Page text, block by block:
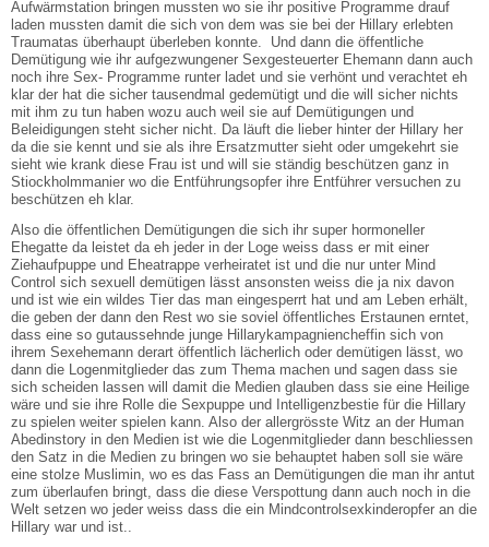
Aufwärmstation bringen mussten wo sie ihr positive Programme drauf
laden mussten damit die sich von dem was sie bei der Hillary erlebten
Traumatas überhaupt überleben konnte. Und dann die öffentliche
Demütigung wie ihr aufgezwungener Sexgesteuerter Ehemann dann auch
noch ihre Sex- Programme runter ladet und sie verhönt und verachtet eh
klar der hat die sicher tausendmal gedemütigt und die will sicher nichts
mit ihm zu tun haben wozu auch weil sie auf Demütigungen und
Beleidigungen steht sicher nicht. Da läuft die lieber hinter der Hillary her
da die sie kennt und sie als ihre Ersatzmutter sieht oder umgekehrt sie
sieht wie krank diese Frau ist und will sie ständig beschützen ganz in
Stiockholmmanier wo die Entführungsopfer ihre Entführer versuchen zu
beschützen eh klar.
Also die öffentlichen Demütigungen die sich ihr super hormoneller
Ehegatte da leistet da eh jeder in der Loge weiss dass er mit einer
Ziehaufpuppe und Eheatrappe verheiratet ist und die nur unter Mind
Control sich sexuell demütigen lässt ansonsten weiss die ja nix davon
und ist wie ein wildes Tier das man eingesperrt hat und am Leben erhält,
die geben der dann den Rest wo sie soviel öffentliches Erstaunen erntet,
dass eine so gutaussehnde junge Hillarykampagniencheffin sich von
ihrem Sexehemann derart öffentlich lächerlich oder demütigen lässt, wo
dann die Logenmitglieder das zum Thema machen und sagen dass sie
sich scheiden lassen will damit die Medien glauben dass sie eine Heilige
wäre und sie ihre Rolle die Sexpuppe und Intelligenzbestie für die Hillary
zu spielen weiter spielen kann. Also der allergrösste Witz an der Human
Abedinstory in den Medien ist wie die Logenmitglieder dann beschliessen
den Satz in die Medien zu bringen wo sie behauptet haben soll sie wäre
eine stolze Muslimin, wo es das Fass an Demütigungen die man ihr antut
zum überlaufen bringt, dass die diese Verspottung dann auch noch in die
Welt setzen wo jeder weiss dass die ein Mindcontrolsexkinderopfer an die
Hillary war und ist..